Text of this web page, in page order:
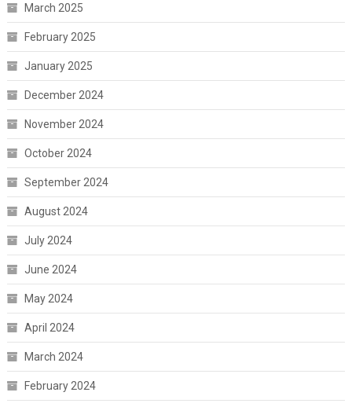
March 2025
February 2025
January 2025
December 2024
November 2024
October 2024
September 2024
August 2024
July 2024
June 2024
May 2024
April 2024
March 2024
February 2024